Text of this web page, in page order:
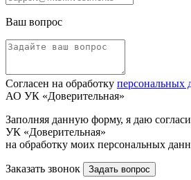
Ваш вопрос
Согласен на обработку персональных
АО УК «Доверительная»
Заполняя данную форму, я даю
УК «Доверительная»
на обработку моих персональных
Заказать звонок Задать вопрос